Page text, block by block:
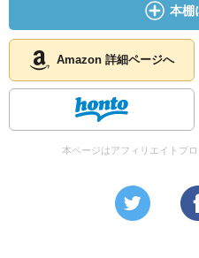
本棚
Amazon 詳細ページへ
本ページはアフィリエイトプ